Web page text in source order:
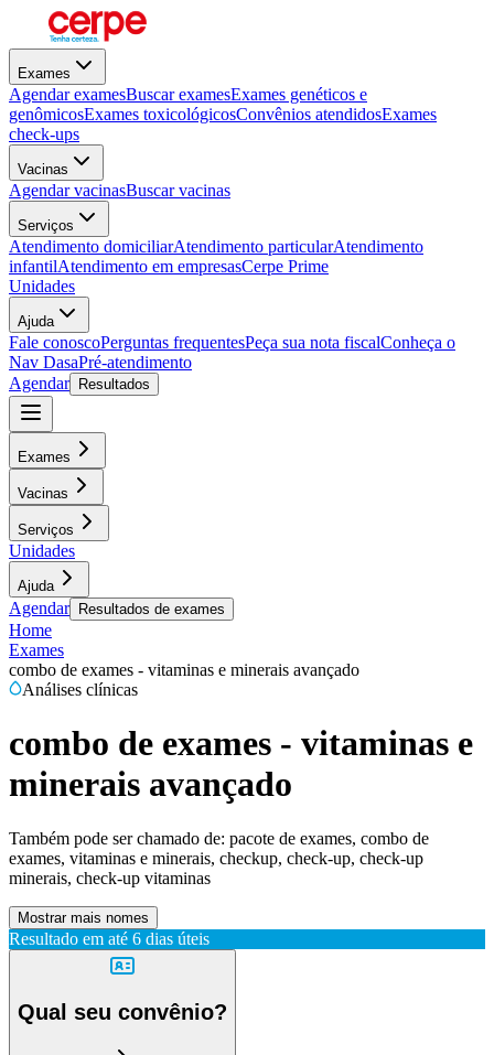
Exames
Agendar examesBuscar examesExames genéticos e
genômicosExames toxicológicosConvênios atendidosExames
check-ups
Vacinas
Agendar vacinasBuscar vacinas
Serviços
Atendimento domiciliarAtendimento particularAtendimento
infantilAtendimento em empresasCerpe Prime
Unidades
Ajuda
Fale conoscoPerguntas frequentesPeça sua nota fiscalConheça o
Nav DasaPré-atendimento
Agendar
Resultados
Exames
Vacinas
Serviços
Unidades
Ajuda
Agendar Resultados de exames
Home
Exames
combo de exames - vitaminas e minerais avançado
Análises clínicas
combo de exames - vitaminas e
minerais avançado
Também pode ser chamado de: pacote de exames, combo de
exames, vitaminas e minerais, checkup, check-up, check-up
minerais, check-up vitaminas
Mostrar mais nomes
Resultado em até 6 dias úteis
Qual seu convênio?